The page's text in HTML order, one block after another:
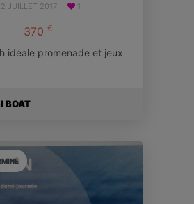
JUILLET 2017 1
370 €
idéale promenade et jeux
BOAT